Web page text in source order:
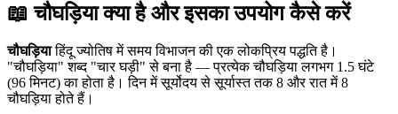
📖 चौघड़िया क्या है और इसका उपयोग कैसे करें
चौघड़ियाहिंदू ज्योतिष में समय विभाजन की एक लोकप्रिय पद्धति है।
"चौघड़िया" शब्द "चार घड़ी" से बना है — प्रत्येक चौघड़िया लगभग 1.5 घंटे
(96 मिनट) का होता है। दिन में सूर्योदय से सूर्यास्त तक 8 और रात में 8
चौघड़िया होते हैं।